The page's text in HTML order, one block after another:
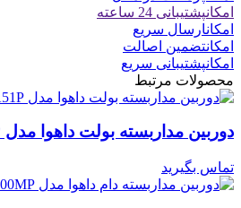
امکانپشتیبانی 24 ساعته
امکانارسال سریع
امکانتضمین اصالت
امکانپشتیبانی سریع
محصولات مرتبط
دوربین مداربسته بولت داهوا مدل HAC-T2A51P
تماس بگیرید